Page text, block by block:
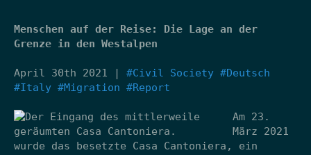
Menschen auf der Reise: Die Lage an der
Grenze in den Westalpen
April 30th 2021 | #Civil Society #Deutsch
#Italy #Migration #Report
Am 23.
März 2021
wurde das besetzte Casa Cantoniera, ein